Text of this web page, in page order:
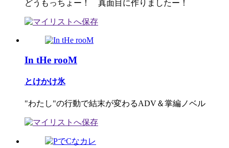
どうもっちょー！ 真面目に作りましたー！
In tHe rooM
とけかけ氷
"わたし"の行動で結末が変わるADV＆掌編ノベル